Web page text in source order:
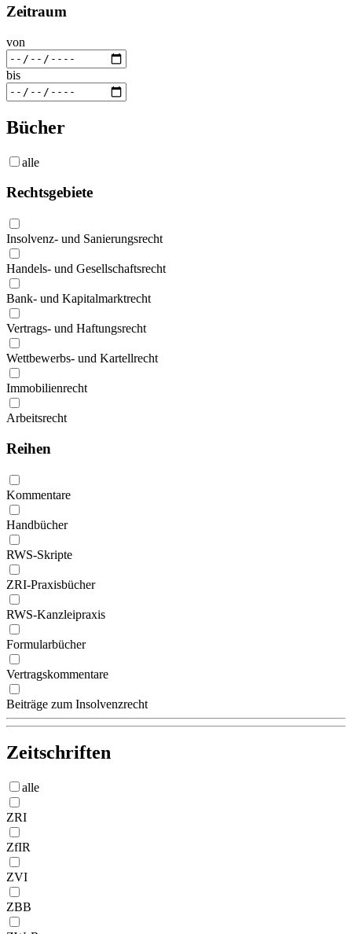
Zeitraum
von
bis
Bücher
alle
Rechtsgebiete
Insolvenz- und Sanierungsrecht
Handels- und Gesellschaftsrecht
Bank- und Kapitalmarktrecht
Vertrags- und Haftungsrecht
Wettbewerbs- und Kartellrecht
Immobilienrecht
Arbeitsrecht
Reihen
Kommentare
Handbücher
RWS-Skripte
ZRI-Praxisbücher
RWS-Kanzleipraxis
Formularbücher
Vertragskommentare
Beiträge zum Insolvenzrecht
Zeitschriften
alle
ZRI
ZfIR
ZVI
ZBB